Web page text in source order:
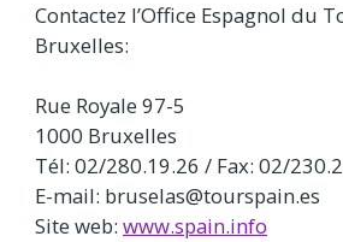
Contactez l’Office Espagnol du
Bruxelles:
Rue Royale 97-5
1000 Bruxelles
Tél: 02/280.19.26 / Fax: 02/
E-mail: bruselas@tourspain.es
Site web: www.spain.info